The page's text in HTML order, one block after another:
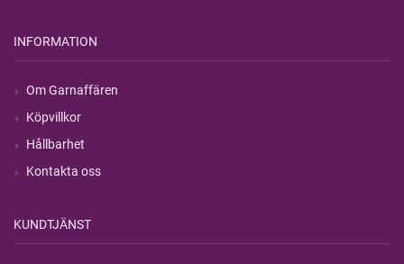
INFORMATION
Om Garnaffären
Köpvillkor
Hållbarhet
Kontakta oss
KUNDTJÄNST